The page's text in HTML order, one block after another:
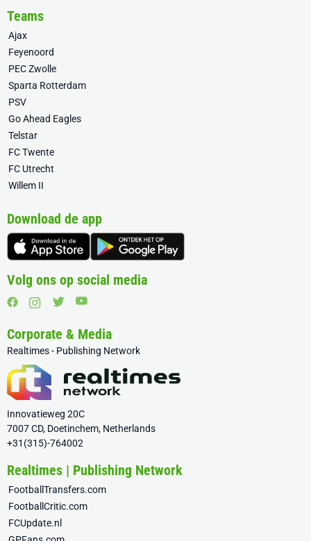
Teams
Ajax
Feyenoord
PEC Zwolle
Sparta Rotterdam
PSV
Go Ahead Eagles
Telstar
FC Twente
FC Utrecht
Willem II
Download de app
Volg ons op social media
Corporate & Media
Realtimes - Publishing Network
Innovatieweg 20C
7007 CD, Doetinchem, Netherlands
+31(315)-764002
Realtimes | Publishing Network
FootballTransfers.com
FootballCritic.com
FCUpdate.nl